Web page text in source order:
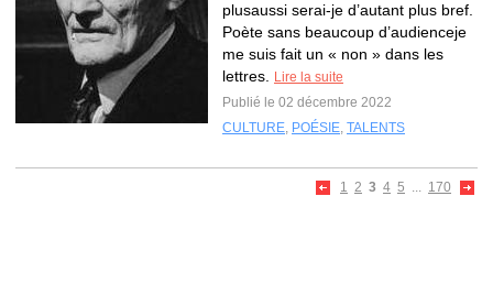
plusaussi serai-je d’autant plus bref.
Poète sans beaucoup d’audienceje
me suis fait un « non » dans les
lettres.
Lire la suite
Publié le 02 décembre 2022
CULTURE, POÉSIE, TALENTS
1 2 3 4 5 ... 170